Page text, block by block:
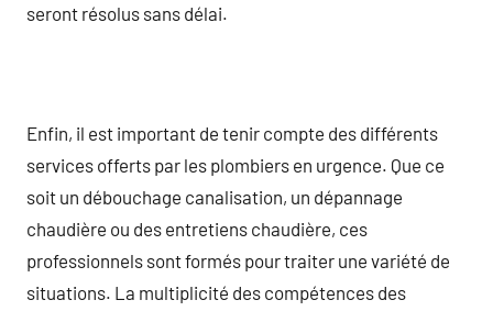
seront résolus sans délai.
Enfin, il est important de tenir compte des différents
services offerts par les plombiers en urgence. Que ce
soit un débouchage canalisation, un dépannage
chaudière ou des entretiens chaudière, ces
professionnels sont formés pour traiter une variété de
situations. La multiplicité des compétences des